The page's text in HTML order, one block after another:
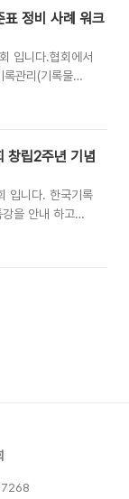
입학자□ 후 원
학원□ 참가비 사
석해 주셨습니다.
분들께 진심으로
장에서 협회 보존
배포했지만 예상
여러가지 사정으
습니다.워크숍
분들과 그 날 참
크숍 자료집을
표 정비 사례 워크
입니다.협회에서
록관리(기록물
「기록관리(기록
다. ※ 오늘(2012.
발송되었습니다.
지 않아 공문이 필
회 사무처로 연락
18:00(4시간)
창립2주년 기념
입니다. 한국기록
을 안내 하고자
3일(토) 오후
총회 후기 2) 해